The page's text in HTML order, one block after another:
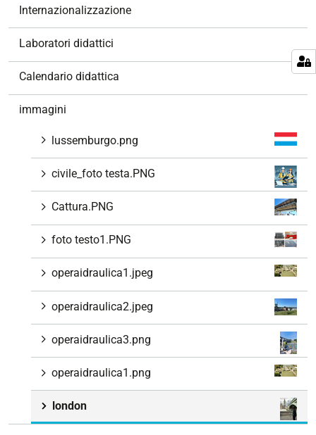
Internazionalizzazione
Laboratori didattici
Calendario didattica
immagini
lussemburgo.png
civile_foto testa.PNG
Cattura.PNG
foto testo1.PNG
operaidraulica1.jpeg
operaidraulica2.jpeg
operaidraulica3.png
operaidraulica1.png
london